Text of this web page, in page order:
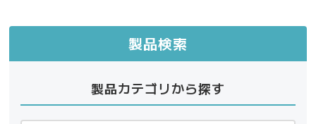
製品検索
製品カテゴリから探す